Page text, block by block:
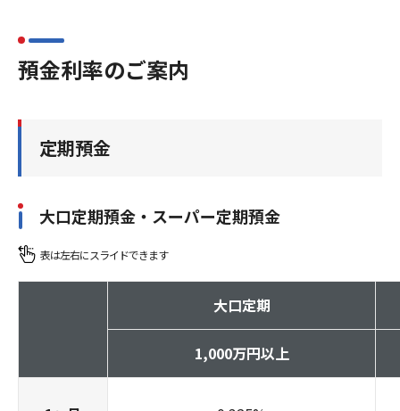
預金利率のご案内
定期預金
大口定期預金・スーパー定期預金
大口定期
1,000万円以上